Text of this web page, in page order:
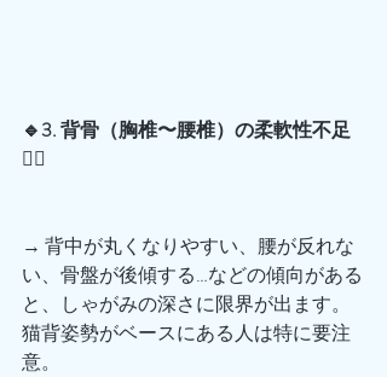
🔹3. 背骨（胸椎〜腰椎）の柔軟性不足
🧍‍♂️
→ 背中が丸くなりやすい、腰が反れな
い、骨盤が後傾する…などの傾向がある
と、しゃがみの深さに限界が出ます。
猫背姿勢がベースにある人は特に要注
意。